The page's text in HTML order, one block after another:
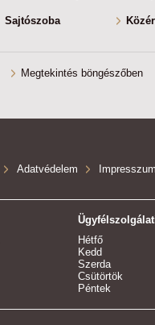
Sajtószoba
Megtekintés böngészőben
Adatvédelem
Hétfő
Kedd
Szerda
Csütörtök
Péntek